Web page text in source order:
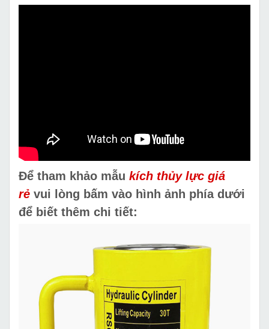
Để tham khảo mẫu kích thủy lực giá
rẻ vui lòng bấm vào hình ảnh phía dưới
để biết thêm chi tiết: